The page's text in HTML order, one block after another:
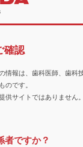
ッ
両立し
PC
耐衝
確認
情報は、歯科医師、歯科
のです。
供サイトではありません。
者ですか？